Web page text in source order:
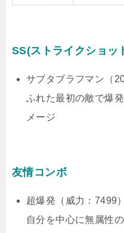
SS(ストライクショッ
サブタブラフマン（
ふれた最初の敵で爆
メージ
友情コンボ
超爆発（威力：7499）
自分を中心に無属性